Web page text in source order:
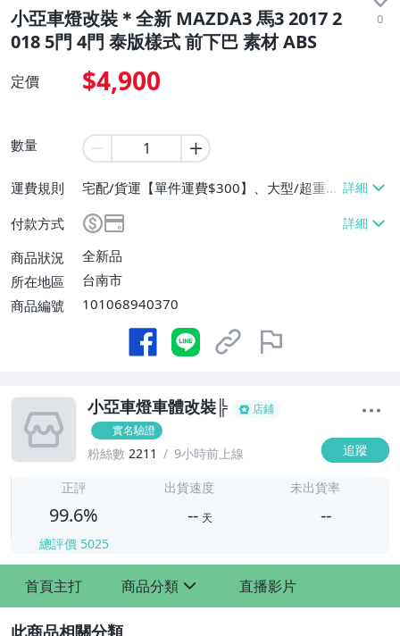
小亞車燈改裝＊全新 MAZDA3 馬3 2017 2
018 5門 4門 泰版樣式 前下巴 素材 ABS
0
定價 $4,900
數量
運費規則
宅配/貨運【單件運費$300】、大型/超重物
送【免運費】
付款方式
商品狀況
全新品
所在地區
台南市
商品編號
101068940370
小亞車燈車體改裝╠
店鋪
實名驗證
粉絲數 2211 9小時前上線 追蹤
正評
99.6%
總評價 5025
出貨速度
-- 天
未出貨率
--
首頁主打 商品分類 直播影片